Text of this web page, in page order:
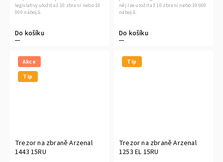
Do košíku
legislativy uložit až 10 zbraní nebo 10
000 nábojů.
Do košíku
něj lze uložit až 10 zbraní nebo 10 000
nábojů.
Akce
Tip
Trezor na zbraně Arzenal
1443 15RU
Tip
Trezor na zbraně Arzenal
1253 EL 15RU